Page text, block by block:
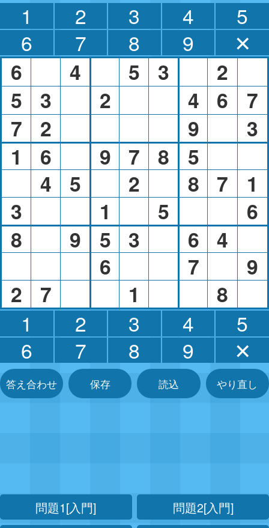
1 2 3 4
5
6
7 8 9 ✕
6 4 5 3
2
5
3 2 4 6
7
7
2 9
3
1
6 9 7 8
5
4
5 2 8 7
1
3
1 5
6
8
9 5 3 6
4
6
7
9
2
7 1 8
1 2 3 4
5
6
7 8 9 ✕
答え合わせ 保存 読込 やり直し
問題1[入門]
問題2[入門]